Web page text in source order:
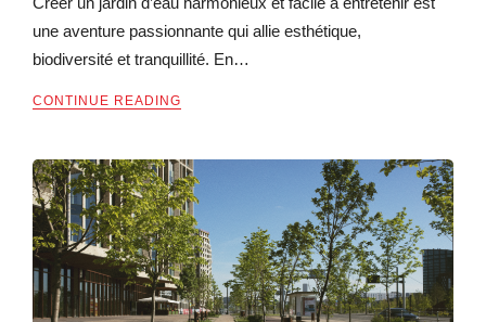
une aventure passionnante qui allie esthétique,
biodiversité et tranquillité. En…
CONTINUE READING